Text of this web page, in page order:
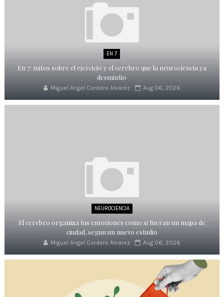
EN 7
En 7: mitos sobre el ejercicio y el cerebro que la neurociencia ya
desmintio
Miguel Angel Cordero Alvarez Aug 06, 2026
NEUROCIENCIA
El cerebro organiza tus emociones como si fueran un mapa de
ciudad, segun un nuevo estudio
Miguel Angel Cordero Alvarez Aug 06, 2026